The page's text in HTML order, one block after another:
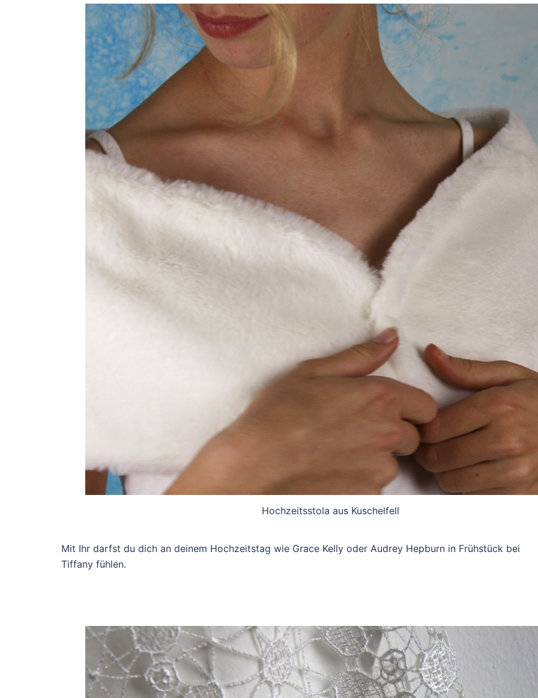
Hochzeitsstola aus Kuschelfell
Mit Ihr darfst du dich an deinem Hochzeitstag wie Grace Kelly oder Audrey Hepburn in Frühstück bei
Tiffany fühlen.